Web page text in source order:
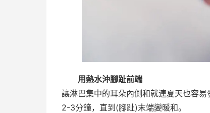
用熱水沖腳趾前端
讓淋巴集中的耳朵內側和就連夏天也容
2-3分鐘，直到(腳趾)末端變暖和。